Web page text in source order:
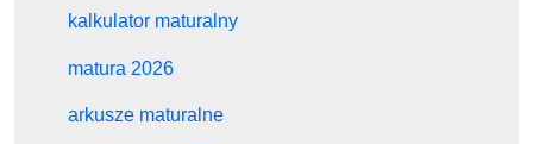
kalkulator maturalny
matura 2026
arkusze maturalne